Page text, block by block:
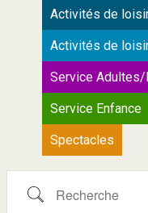
Activités de
Activités de
Service
Service Enfance
Spectacles